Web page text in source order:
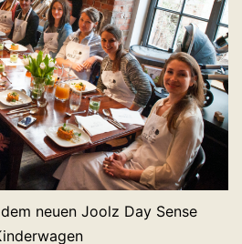
neuen Joolz Day Sense